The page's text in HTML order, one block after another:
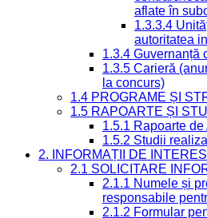
aflate în
1.3.3.4
autoritatea
1.3.4 Guvernanță
1.3.5 Carieră
la concurs)
1.4 PROGRAME ȘI
1.5 RAPOARTE ȘI
1.5.1 Rapoarte de
1.5.2 Studii
2. INFORMAȚII DE
2.1 SOLICITARE
2.1.1 Numele și
responsabile
2.1.2 Formular